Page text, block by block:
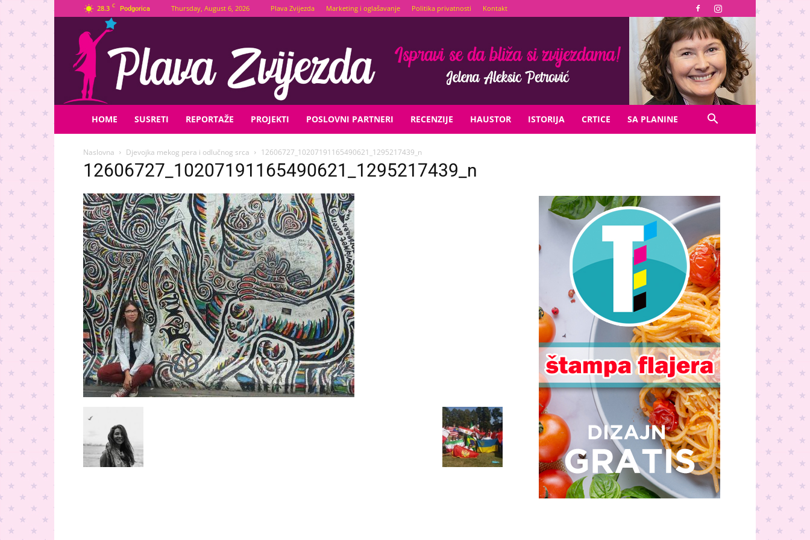
28.3 C Podgorica Thursday, August 6, 2026 Plava Zvijezda Marketing i oglašavanje Politika privatnosti Kontakt
Zvijezda
HOME SUSRETI REPORTAŽE PROJEKTI POSLOVNI PARTNERI RECENZIJE HAUSTOR ISTORIJA CRTICE SA PLANINE
Naslovna Djevojka mekog pera i odlučnog srca 12606727_10207191165490621_1295217439_n
12606727_10207191165490621_1295217439_n